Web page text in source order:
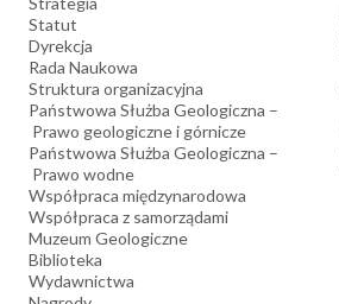
Statut
Dyrekcja
Rada Naukowa
Struktura organizacyjna
Państwowa Służba Geologiczna –
Prawo geologiczne i górnicze
Państwowa Służba Geologiczna –
Prawo wodne
Współpraca międzynarodowa
Współpraca z samorządami
Muzeum Geologiczne
Biblioteka
Wydawnictwa